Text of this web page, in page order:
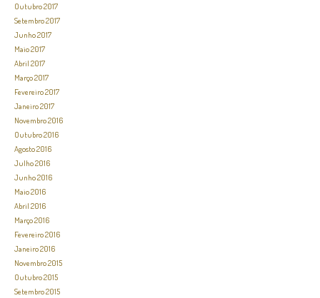
Outubro 2017
Setembro 2017
Junho 2017
Maio 2017
Abril 2017
Março 2017
Fevereiro 2017
Janeiro 2017
Novembro 2016
Outubro 2016
Agosto 2016
Julho 2016
Junho 2016
Maio 2016
Abril 2016
Março 2016
Fevereiro 2016
Janeiro 2016
Novembro 2015
Outubro 2015
Setembro 2015